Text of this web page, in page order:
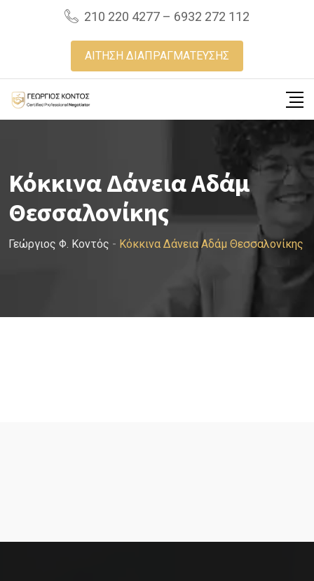
210 220 4277 – 6932 272 112
ΑΙΤΗΣΗ ΔΙΑΠΡΑΓΜΑΤΕΥΣΗΣ
Κόκκινα Δάνεια Αδάμ
Θεσσαλονίκης
Γεώργιος Φ. Κοντός - Κόκκινα Δάνεια Αδάμ Θεσσαλονίκης